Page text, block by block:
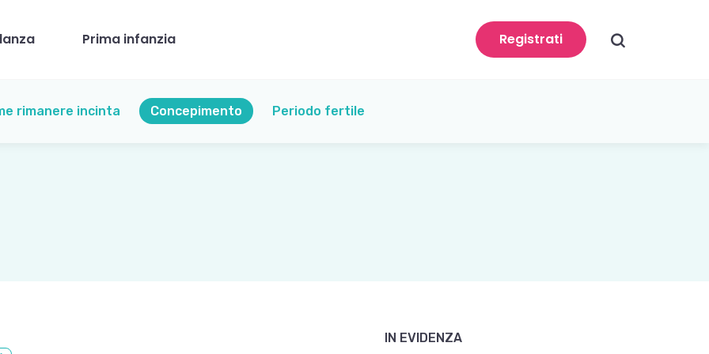
Prima infanzia Registrati search
rimanere incinta Concepimento Periodo fertile
IN EVIDENZA